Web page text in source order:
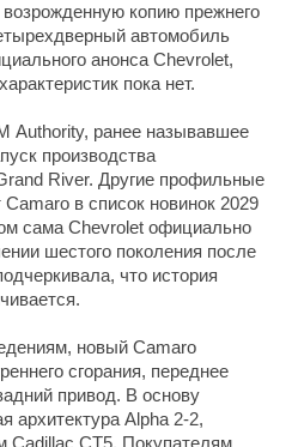
копию прежнего
автомобиль
анонса Chevrolet,
пока нет.
Authority, ранее называвшее
производства
River. Другие профильные
в список новинок 2029
сама Chevrolet официально
шестого поколения после
что история
новый Camaro
сгорания, переднее
привод. В основу
архитектура Alpha 2-2,